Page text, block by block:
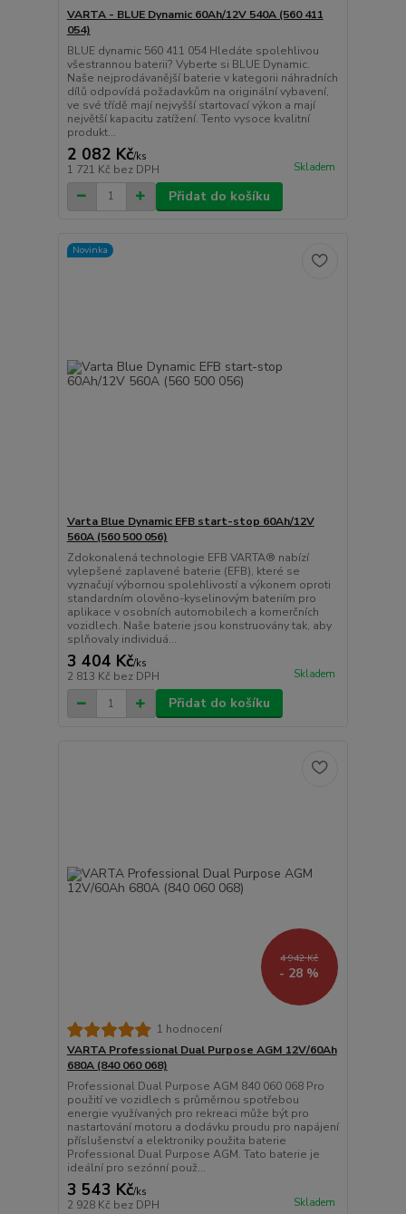
VARTA - BLUE Dynamic 60Ah/12V 540A (560 411
054)
BLUE dynamic 560 411 054 Hledáte spolehlivou
všestrannou baterii? Vyberte si BLUE Dynamic.
Naše nejprodávanější baterie v kategorii náhradních
dílů odpovídá požadavkům na originální vybavení,
ve své třídě mají nejvyšší startovací výkon a mají
největší kapacitu zatížení. Tento vysoce kvalitní
produkt...
2 082 Kč/ks
1 721 Kč bez DPH Skladem
Přidat do košíku
Novinka
Varta Blue Dynamic EFB start-stop 60Ah/12V
560A (560 500 056)
Zdokonalená technologie EFB VARTA® nabízí
vylepšené zaplavené baterie (EFB), které se
vyznačují výbornou spolehlivostí a výkonem oproti
standardním olověno-kyselinovým bateriím pro
aplikace v osobních automobilech a komerčních
vozidlech. Naše baterie jsou konstruovány tak, aby
splňovaly individuá...
3 404 Kč/ks
2 813 Kč bez DPH Skladem
Přidat do košíku
4 942 Kč
- 28 %
1 hodnocení
VARTA Professional Dual Purpose AGM 12V/60Ah
680A (840 060 068)
Professional Dual Purpose AGM 840 060 068 Pro
použití ve vozidlech s průměrnou spotřebou
energie využívaných pro rekreaci může být pro
nastartování motoru a dodávku proudu pro napájení
příslušenství a elektroniky použita baterie
Professional Dual Purpose AGM. Tato baterie je
ideální pro sezónní použ...
3 543 Kč/ks
2 928 Kč bez DPH Skladem